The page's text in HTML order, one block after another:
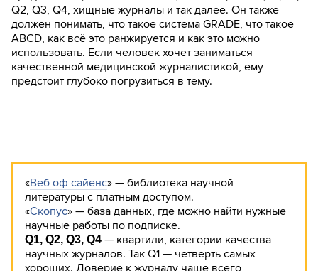
Q2, Q3, Q4, хищные журналы и так далее. Он также
должен понимать, что такое система GRADE, что такое
ABCD, как всё это ранжируется и как это можно
использовать. Если человек хочет заниматься
качественной медицинской журналистикой, ему
предстоит глубоко погрузиться в тему.
«Веб оф сайенс» — библиотека научной
литературы с платным доступом.
«Скопус» — база данных, где можно найти нужные
научные работы по подписке.
Q1, Q2, Q3, Q4 — квартили, категории качества
научных журналов. Так Q1 — четверть самых